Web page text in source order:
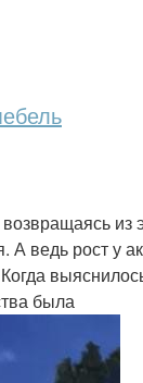
из
А ведь рост у
была